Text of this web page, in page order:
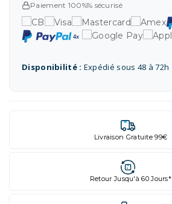
Paiement 100%% sécurisé
Disponibilité : Expédié sous 48 à 72h
Livraison Gratuite 99€
Retour Jusqu'à 60 Jours*